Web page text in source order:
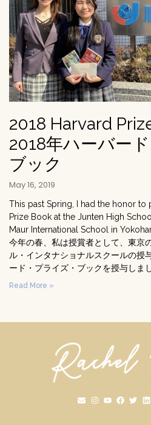
2018 Harvard
2018年ハーバー
ブック
May 16, 2019
This past Spring, I had the honor to
Prize Book at the Junten High
Maur International School in
今年の春、私は授賞者として、東京
ル・インタナショナルスクールの授
ード・プライズ・ブックを授与しまし
Read More »